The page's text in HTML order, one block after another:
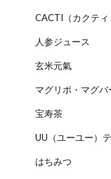
CACTI（カクティ
人参ジュース
玄米元氣
マグリポ・マグバ
宝寿茶
UU（ユーユー）
はちみつ